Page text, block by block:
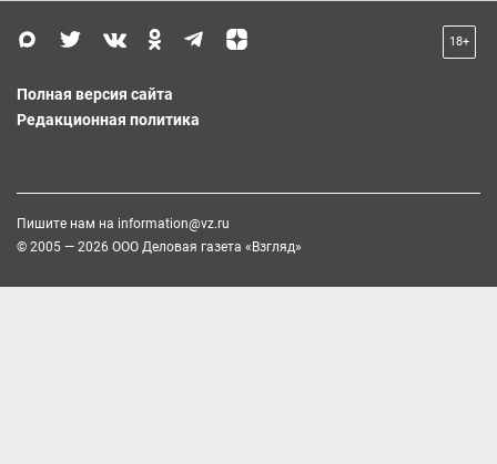
18+
Полная версия сайта
Редакционная политика
Пишите нам на information@vz.ru
© 2005 — 2026 ООО Деловая газета «Взгляд»